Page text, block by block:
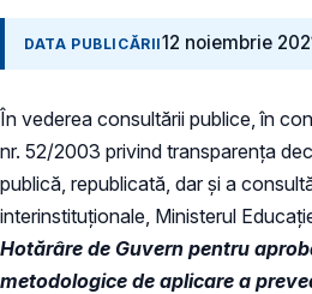
DATA PUBLICĂRII12 noiembrie
În vederea consultării publice, în
nr. 52/2003 privind transparenţa
publică, republicată, dar și a
interinstituționale, Ministerul
Hotărâre de Guvern pentru
metodologice de aplicare a